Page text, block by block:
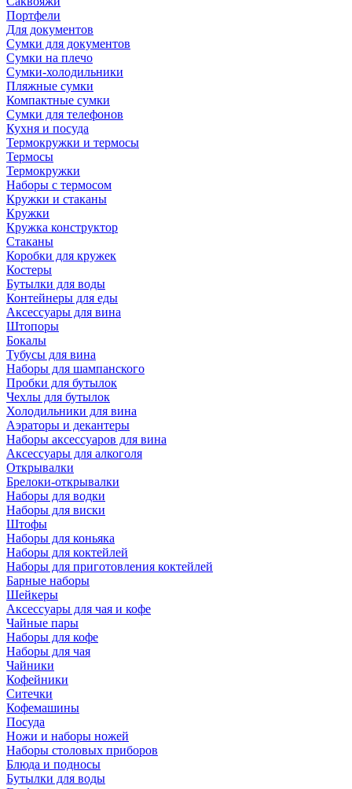
Портфели
Для документов
Сумки для документов
Сумки на плечо
Сумки-холодильники
Пляжные сумки
Компактные сумки
Сумки для телефонов
Кухня и посуда
Термокружки и термосы
Термосы
Термокружки
Наборы с термосом
Кружки и стаканы
Кружки
Кружка конструктор
Стаканы
Коробки для кружек
Костеры
Бутылки для воды
Контейнеры для еды
Аксессуары для вина
Штопоры
Бокалы
Тубусы для вина
Наборы для шампанского
Пробки для бутылок
Чехлы для бутылок
Холодильники для вина
Аэраторы и декантеры
Наборы аксессуаров для вина
Аксессуары для алкоголя
Открывалки
Брелоки-открывалки
Наборы для водки
Наборы для виски
Штофы
Наборы для коньяка
Наборы для коктейлей
Наборы для приготовления коктейлей
Барные наборы
Шейкеры
Аксессуары для чая и кофе
Чайные пары
Наборы для кофе
Наборы для чая
Чайники
Кофейники
Ситечки
Кофемашины
Посуда
Ножи и наборы ножей
Наборы столовых приборов
Блюда и подносы
Бутылки для воды